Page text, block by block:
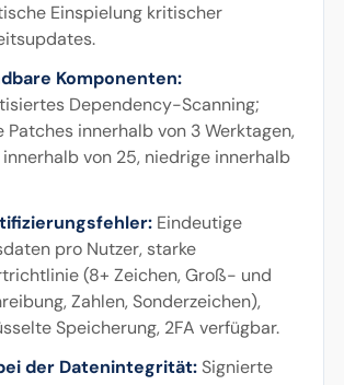
Einspielung kritischer
Komponenten:
Dependency-Scanning;
Patches innerhalb von 3 Werktagen,
von 25, niedrige innerhalb
Eindeutige
pro Nutzer, starke
(8+ Zeichen, Groß- und
Zahlen, Sonderzeichen),
Speicherung, 2FA verfügbar.
der Datenintegrität:Signierte